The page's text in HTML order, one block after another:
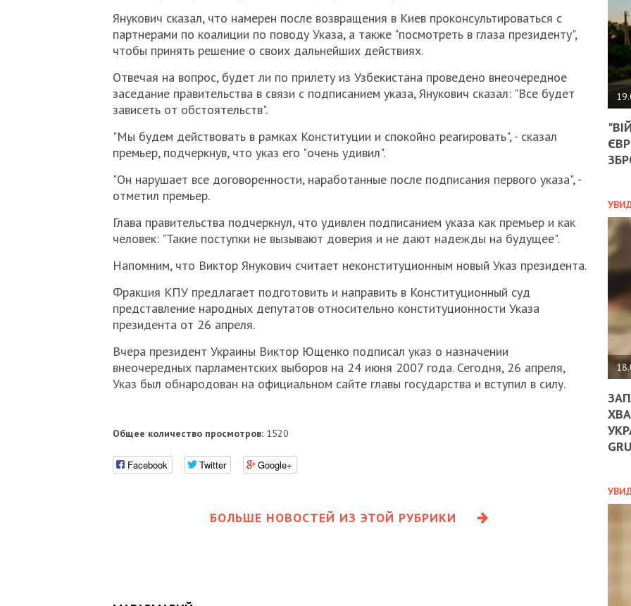
Янукович сказал, что намерен после возвращения в Киев проконсультироваться с
партнерами по коалиции по поводу Указа, а также "посмотреть в глаза президенту",
чтобы принять решение о своих дальнейших действиях.
Отвечая на вопрос, будет ли по прилету из Узбекистана проведено внеочередное
заседание правительства в связи с подписанием указа, Янукович сказал: "Все будет
зависеть от обстоятельств".
"Мы будем действовать в рамках Конституции и спокойно реагировать", - сказал
премьер, подчеркнув, что указ его "очень удивил".
"Он нарушает все договоренности, наработанные после подписания первого указа", -
отметил премьер.
Глава правительства подчеркнул, что удивлен подписанием указа как премьер и как
человек: "Такие поступки не вызывают доверия и не дают надежды на будущее".
Напомним, что Виктор Янукович считает неконституционным новый Указ президента.
Фракция КПУ предлагает подготовить и направить в Конституционный суд
представление народных депутатов относительно конституционности Указа
президента от 26 апреля.
Вчера президент Украины Виктор Ющенко подписал указ о назначении
внеочередных парламентских выборов на 24 июня 2007 года. Сегодня, 26 апреля,
Указ был обнародован на официальном сайте главы государства и вступил в силу.
Общее количество просмотров:1520
Facebook Twitter Google+
БОЛЬШЕ НОВОСТЕЙ ИЗ ЭТОЙ РУБРИКИ
НА
ДО
ЄС
-